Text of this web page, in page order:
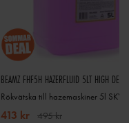
BEAMZ FHF5H HAZERFLUID 5LT HIGH
Rökvätska till hazemaskiner 5l
413 kr 495 kr